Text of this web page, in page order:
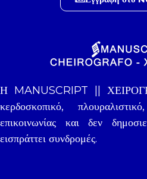
Η MANUSCRIPT ||
κερδοσκοπικό,
επικοινωνίας και δεν
εισπράττει συνδρομές.